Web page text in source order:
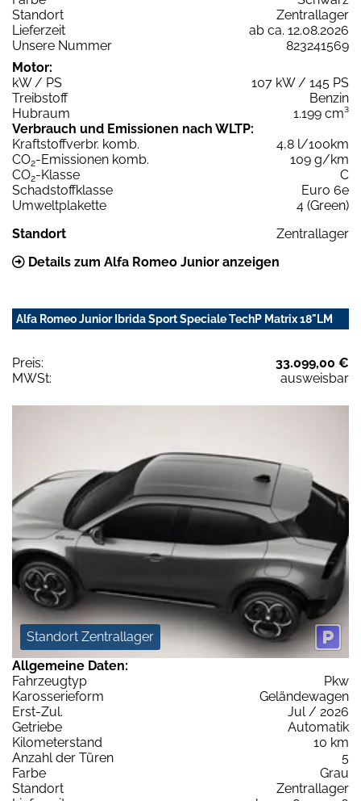
Standort
Zentrallager
Lieferzeit
ab ca. 12.08.2026
Unsere Nummer
823241569
Motor:
kW / PS
107 kW / 145 PS
Treibstoff
Benzin
Hubraum
1.199 cm³
Verbrauch und Emissionen nach WLTP:
Kraftstoffverbr. komb.
4,8 l/100km
CO2-Emissionen komb.
109 g/km
CO2-Klasse
C
Schadstoffklasse
Euro 6e
Umweltplakette
4 (Green)
Standort
Zentrallager
Details zum Alfa Romeo Junior anzeigen
Alfa Romeo Junior Ibrida Sport Speciale TechP Matrix 18"LM
Preis:
33.099,00 €
MWSt:
ausweisbar
Standort Zentrallager
Allgemeine Daten:
Fahrzeugtyp
Pkw
Karosserieform
Geländewagen
Erst-Zul.
Jul / 2026
Getriebe
Automatik
Kilometerstand
10 km
Anzahl der Türen
5
Farbe
Grau
Standort
Zentrallager